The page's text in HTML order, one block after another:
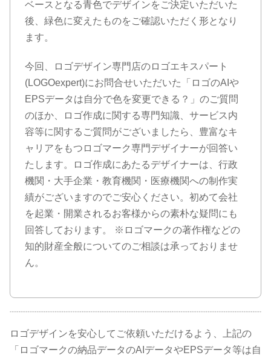
ベースとなる青色でデザインをご決定いただいた
後、緑色に変えたものをご確認いただく形となり
ます。
今回、ロゴデザイン専門店のロゴエキスパート
(LOGOexpert)にお問合せいただいた「ロゴのAIや
EPSデータは自分で色を変更できる？」のご質問
のほか、ロゴ作成に関する専門知識、サービス内
容等に関するご質問がございましたら、豊富なキ
ャリアをもつロゴマーク専門デザイナーが回答い
たします。ロゴ作成にあたるデザイナーは、行政
機関・大手企業・教育機関・医療機関への制作実
績がございますのでご安心ください。初めて会社
を起業・開業されるお客様からの素朴な疑問にも
回答しております。 ※ロゴマークの著作権などの
知的財産全般についてのご相談は承っておりませ
ん。
ロゴデザインを安心してご依頼いただけるよう、上記の
「ロゴマークの納品データのAIデータやEPSデータ等は自